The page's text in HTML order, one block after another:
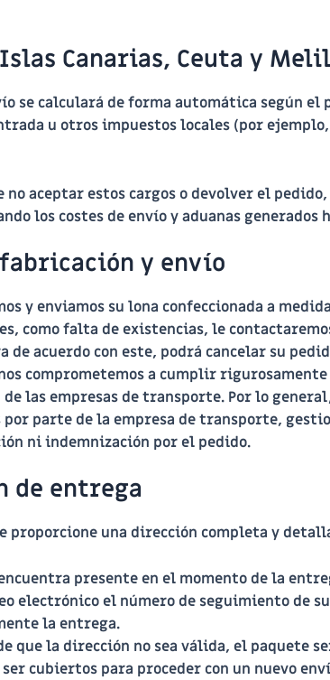
Canarias, Ceuta y
se calculará de forma automática según
u otros impuestos locales (por ejemplo,
no aceptar estos cargos o devolver el
los costes de envío y aduanas generados
fabricación y envío
y enviamos su lona confeccionada a
como falta de existencias, le
de acuerdo con este, podrá cancelar su
comprometemos a cumplir
las empresas de transporte. Por lo
parte de la empresa de transporte,
ni indemnización por el pedido.
de entrega
proporcione una dirección completa y
presente en el momento de la
electrónico el número de seguimiento de
la entrega.
que la dirección no sea válida, el
cubiertos para proceder con un nuevo